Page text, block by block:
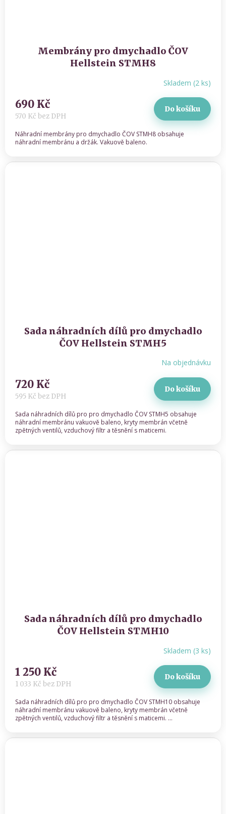
Membrány pro dmychadlo ČOV
Hellstein STMH8
Skladem (2 ks)
570 Kč bez DPH
690 Kč Do košíku
Náhradní membrány pro dmychadlo ČOV STMH8 obsahuje
náhradní membránu a držák. Vakuově baleno.
Sada náhradních dílů pro dmychadlo
ČOV Hellstein STMH5
Na objednávku
595 Kč bez DPH
720 Kč Do košíku
Sada náhradních dílů pro pro dmychadlo ČOV STMH5 obsahuje
náhradní membránu vakuově baleno, kryty membrán včetně
zpětných ventilů, vzduchový filtr a těsnění s maticemi.
Sada náhradních dílů pro dmychadlo
ČOV Hellstein STMH10
Skladem (3 ks)
1 033 Kč bez DPH
1 250 Kč Do košíku
Sada náhradních dílů pro pro dmychadlo ČOV STMH10 obsahuje
náhradní membránu vakuově baleno, kryty membrán včetně
zpětných ventilů, vzduchový filtr a těsnění s maticemi. ...